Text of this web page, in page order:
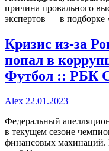
причина провального
экспертов — в
Кризис из-за
попал в
Футбол :: РБК
Alex 22.01.2023
Федеральный
в текущем сезоне
финансовых махинаций.